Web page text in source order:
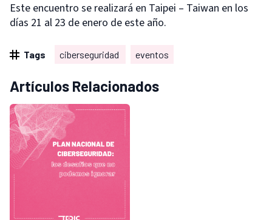
Este encuentro se realizará en Taipei – Taiwan en los
días 21 al 23 de enero de este año.
Tags ciberseguridad eventos
Artículos Relacionados